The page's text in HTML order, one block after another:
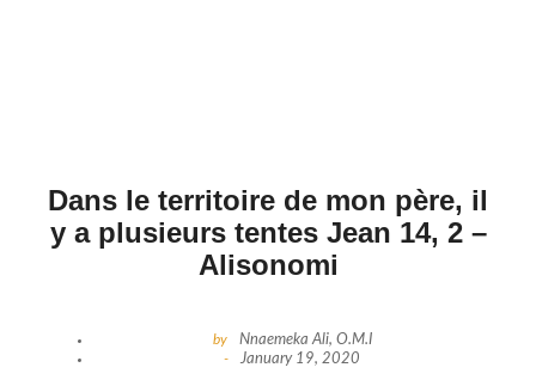
Dans le territoire de mon père, il
y a plusieurs tentes Jean 14, 2 –
Alisonomi
by Nnaemeka Ali, O.M.I
- January 19, 2020